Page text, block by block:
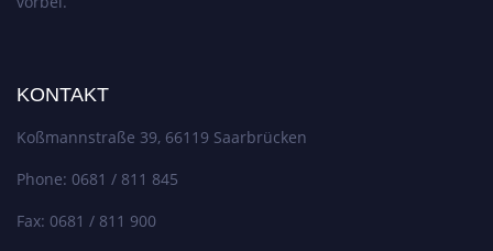
KONTAKT
Koßmannstraße 39, 66119 Saarbrücken
Phone: 0681 / 811 845
Fax: 0681 / 811 900